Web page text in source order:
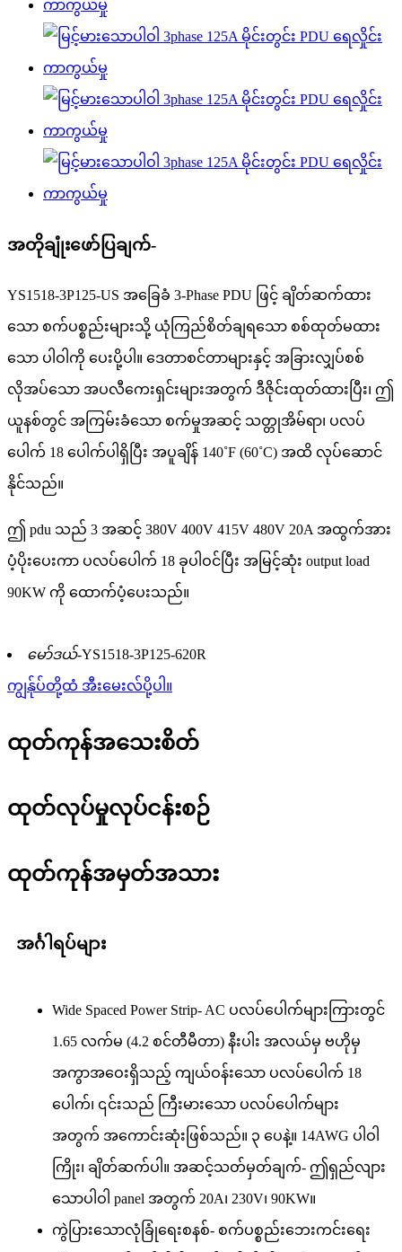
အတိုချုံးဖော်ပြချက်-
YS1518-3P125-US အခြေခံ 3-Phase PDU ဖြင့် ချိတ်ဆက်ထား
သော စက်ပစ္စည်းများသို့ ယုံကြည်စိတ်ချရသော စစ်ထုတ်မထား
သော ပါဝါကို ပေးပို့ပါ။ ဒေတာစင်တာများနှင့် အခြားလျှပ်စစ်
လိုအပ်သော အပလီကေးရှင်းများအတွက် ဒီဇိုင်းထုတ်ထားပြီး၊ ဤ
ယူနစ်တွင် အကြမ်းခံသော စက်မှုအဆင့် သတ္တုအိမ်ရာ၊ ပလပ်
ပေါက် 18 ပေါက်ပါရှိပြီး အပူချိန် 140˚F (60˚C) အထိ လုပ်ဆောင်
နိုင်သည်။
ဤ pdu သည် 3 အဆင့် 380V 400V 415V 480V 20A အထွက်အား
ပံ့ပိုးပေးကာ ပလပ်ပေါက် 18 ခုပါဝင်ပြီး အမြင့်ဆုံး output load
90KW ကို ထောက်ပံ့ပေးသည်။
မော်ဒယ်-YS1518-3P125-620R
ကျွန်ုပ်တို့ထံ အီးမေးလ်ပို့ပါ။
ထုတ်ကုန်အသေးစိတ်
ထုတ်လုပ်မှုလုပ်ငန်းစဉ်
ထုတ်ကုန်အမှတ်အသား
အင်္ဂါရပ်များ
Wide Spaced Power Strip- AC ပလပ်ပေါက်များကြားတွင်
1.65 လက်မ (4.2 စင်တီမီတာ) နီးပါး အလယ်မှ ဗဟိုမှ
အကွာအဝေးရှိသည့် ကျယ်ဝန်းသော ပလပ်ပေါက် 18
ပေါက်၊ ၎င်းသည် ကြီးမားသော ပလပ်ပေါက်များ
အတွက် အကောင်းဆုံးဖြစ်သည်။ ၃ ပေနဲ့။ 14AWG ပါဝါ
ကြိုး၊ ချိတ်ဆက်ပါ။ အဆင့်သတ်မှတ်ချက်- ဤရှည်လျား
သောပါဝါ panel အတွက် 20A၊ 230V၊ 90KW။
ကွဲပြားသောလုံခြုံရေးစနစ်- စက်ပစ္စည်းဘေးကင်းရေး